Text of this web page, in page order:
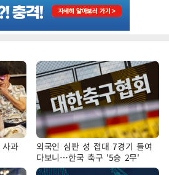
과
외국인 심판 성 접대 7경기 들여
다보니…한국 축구 '5승 2무'